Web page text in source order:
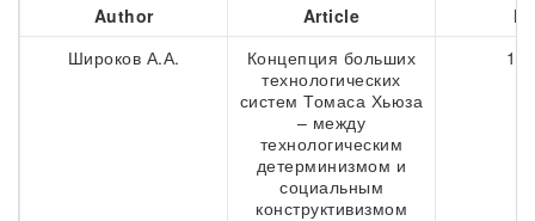
Author Article
Широков А.А.
Концепция больших
технологических
систем Томаса Хьюза
– между
технологическим
детерминизмом и
социальным
конструктивизмом